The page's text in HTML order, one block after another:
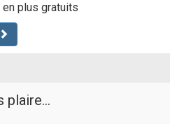
plus gratuits
plaire...